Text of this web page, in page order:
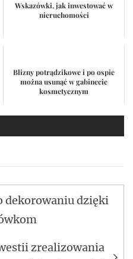
Wskazówki, jak inwestować w
nieruchomości
Blizny potrądzikowe i po ospie
można usunąć w gabinecie
kosmetycznym
dekorowaniu dzięki
zrealizowania